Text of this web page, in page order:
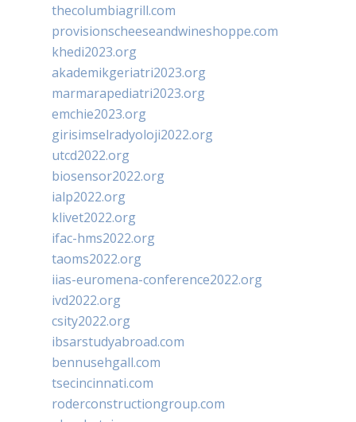
thecolumbiagrill.com
provisionscheeseandwineshoppe.com
khedi2023.org
akademikgeriatri2023.org
marmarapediatri2023.org
emchie2023.org
girisimselradyoloji2022.org
utcd2022.org
biosensor2022.org
ialp2022.org
klivet2022.org
ifac-hms2022.org
taoms2022.org
iias-euromena-conference2022.org
ivd2022.org
csity2022.org
ibsarstudyabroad.com
bennusehgall.com
tsecincinnati.com
roderconstructiongroup.com